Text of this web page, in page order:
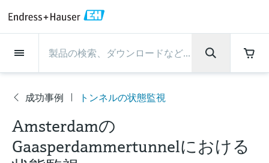
製品
流量計
レベル計・レベルスイッチ
流量計
電磁流量計
コリオリ質量流量計
レベル計・レベルスイッ
チ
レーダーレベル計
音叉式レベルスイッチ
水質分析
pHセンサおよび変換器
Conductivity sensors & transmitters
温度計
温度伝送器
産業用温度計
圧力 / 差圧伝送器
絶対圧およびゲージ圧測定
差圧測定
記録計・システム製品
データマネージャ＆データロガー
プロセス表示器およびコントロー
ルユニット
化学成分の光学式分析
TDLASとQF分析装置
ラマン分光システム
Netilion IIoT
Netilion Value
Netilion Health
計装サービス
エンジニアリングサービス
サポートサービスおよび教育サー
ビス
エンジニアリングサービ
ス
計器新規調整
産業プロジェクト管理サービス
サポートサービスおよび
教育サービス
計測器サポート
スマートサポートコネクト
計測器のメンテナンス
検証サービス
現地校正サービス
パフォーマンス最適化サー
ビス
測定性能分析
校正周期の最適化
インダストリー
食品 & 飲料産業
水処理・排水処理
サポート
カスタマーサポート
サポートハブ：Endress+Hauserのサポート
に必要な情報を一括提供
ダウンロード
会社情報
Endress+Hauserについて
プロダクトセンターの役割
Endress+Hauserについて
会社概要
エンドレスハウザー ジャパン
プロダクトセンターの役
割
Endress+Hauser Level+Pressure
Endress+Hauser Flow
ケイパビリティ
プロセスの安全性
サイバーセキュリティ
ニュース＆ストーリー
ニュース＆ストーリー概要
すべての記事
イベント & トレーニング
トレーニング
セミナー
キャリア
募集中の職種を見る
Endress+Hauserで働く
社
情
報
成功事例 トンネルの状態監視
Amsterdamの
Gaasperdammertunnelにおける